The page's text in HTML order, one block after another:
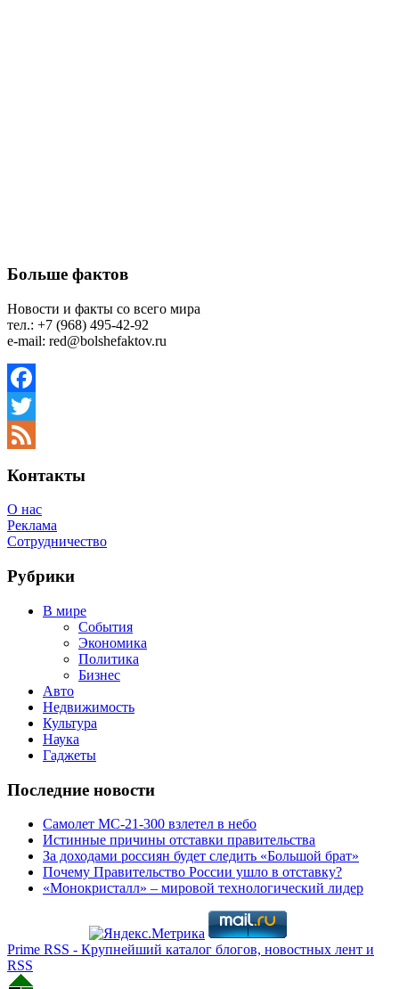
Больше фактов
Новости и факты со всего мира
тел.: +7 (968) 495-42-92
e-mail: red@bolshefaktov.ru
Facebook
Twitter
Контакты
О нас
Реклама
Сотрудничество
Рубрики
В мире
События
Экономика
Политика
Бизнес
Авто
Недвижимость
Культура
Наука
Гаджеты
Последние новости
Самолет МС-21-300 взлетел в небо
Истинные причины отставки правительства
За доходами россиян будет следить «Большой брат»
Почему Правительство России ушло в отставку?
«Монокристалл» – мировой технологический лидер
Prime RSS - Крупнейший каталог блогов, новостных лент и
RSS